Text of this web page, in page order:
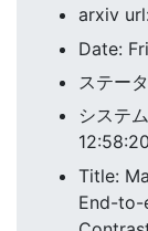
arxiv url:
Date:
ステー
システ
Title:
End-to-